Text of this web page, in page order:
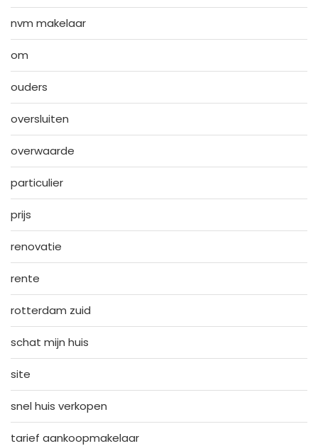
nvm makelaar
om
ouders
oversluiten
overwaarde
particulier
prijs
renovatie
rente
rotterdam zuid
schat mijn huis
site
snel huis verkopen
tarief aankoopmakelaar